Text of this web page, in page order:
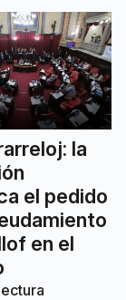
la
el pedido
en el